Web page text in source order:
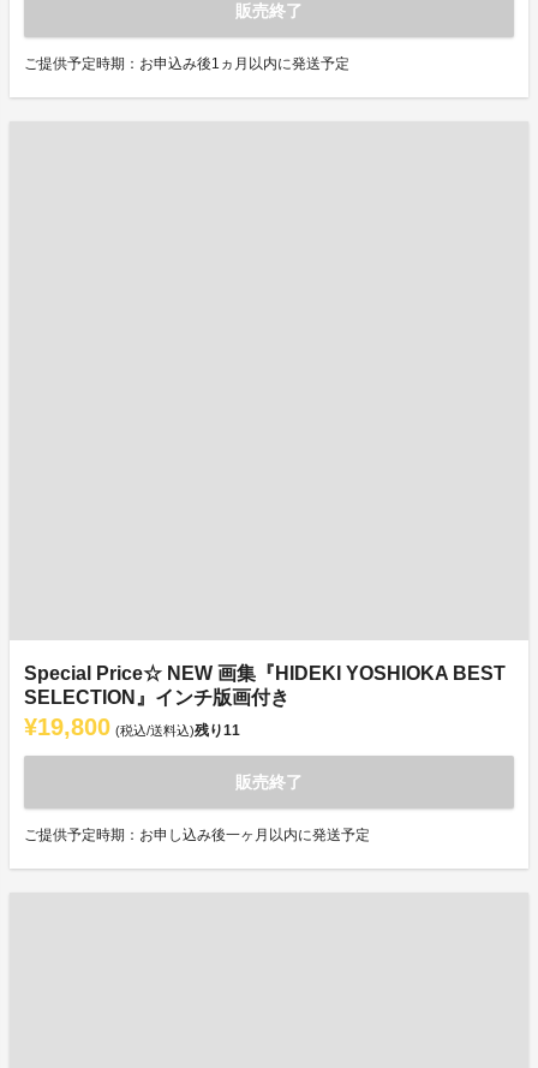
販売終了
ご提供予定時期：お申込み後1ヵ月以内に発送予定
Special Price☆ NEW 画集『HIDEKI YOSHIOKA BEST
SELECTION』インチ版画付き
¥19,800 (税込/送料込)残り11
販売終了
ご提供予定時期：お申し込み後一ヶ月以内に発送予定